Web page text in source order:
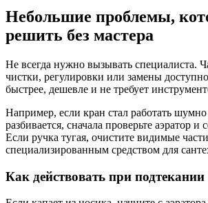
Небольшие проблемы,
решить без мастера
Не всегда нужно вызывать специалиста.
чистки, регулировки или замены
быстрее, дешевле и не требует
Например, если кран стал работать
разбивается, сначала проверьте аэратор и
Если ручка тугая, очистите видимые
специализированным средством для
Как действовать при подтекании